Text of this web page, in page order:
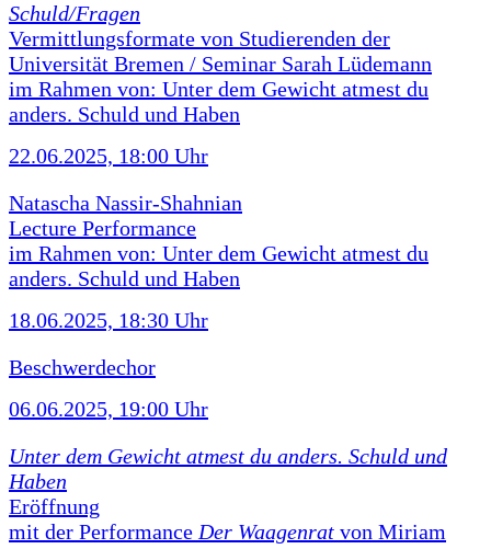
Schuld/Fragen
Vermittlungsformate von Studierenden der
Universität Bremen / Seminar Sarah Lüdemann
im Rahmen von: Unter dem Gewicht atmest du
anders. Schuld und Haben
22.06.2025, 18:00 Uhr
Natascha Nassir-Shahnian
Lecture Performance
im Rahmen von: Unter dem Gewicht atmest du
anders. Schuld und Haben
18.06.2025, 18:30 Uhr
Beschwerdechor
06.06.2025, 19:00 Uhr
Unter dem Gewicht atmest du anders. Schuld und
Haben
Eröffnung
mit der Performance Der Waagenrat von Miriam